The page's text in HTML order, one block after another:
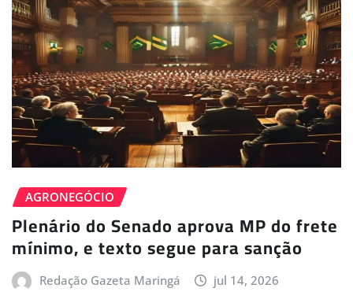
AGRONEGÓCIO
Plenário do Senado aprova MP do frete
mínimo, e texto segue para sanção
Redação Gazeta Maringá jul 14, 2026